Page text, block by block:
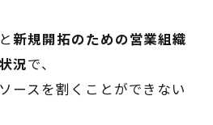
新規開拓のための営業組織
況で、
ースを割くことができない